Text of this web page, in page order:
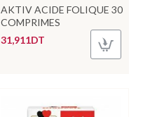
AKTIV ACIDE FOLIQUE 30
COMPRIMES
31,911DT